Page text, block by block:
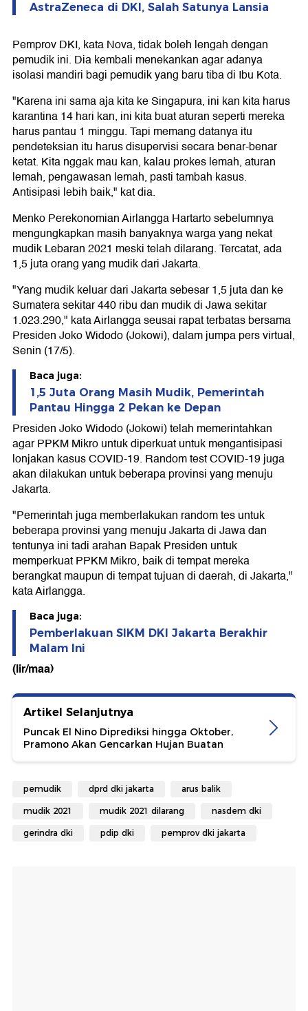
AstraZeneca di DKI, Salah Satunya Lansia
Pemprov DKI, kata Nova, tidak boleh lengah dengan
pemudik ini. Dia kembali menekankan agar adanya
isolasi mandiri bagi pemudik yang baru tiba di Ibu Kota.
"Karena ini sama aja kita ke Singapura, ini kan kita harus
karantina 14 hari kan, ini kita buat aturan seperti mereka
harus pantau 1 minggu. Tapi memang datanya itu
pendeteksian itu harus disupervisi secara benar-benar
ketat. Kita nggak mau kan, kalau prokes lemah, aturan
lemah, pengawasan lemah, pasti tambah kasus.
Antisipasi lebih baik," kat dia.
Menko Perekonomian Airlangga Hartarto sebelumnya
mengungkapkan masih banyaknya warga yang nekat
mudik Lebaran 2021 meski telah dilarang. Tercatat, ada
1,5 juta orang yang mudik dari Jakarta.
"Yang mudik keluar dari Jakarta sebesar 1,5 juta dan ke
Sumatera sekitar 440 ribu dan mudik di Jawa sekitar
1.023.290," kata Airlangga seusai rapat terbatas bersama
Presiden Joko Widodo (Jokowi), dalam jumpa pers virtual,
Senin (17/5).
Baca juga:
1,5 Juta Orang Masih Mudik, Pemerintah
Pantau Hingga 2 Pekan ke Depan
Presiden Joko Widodo (Jokowi) telah memerintahkan
agar PPKM Mikro untuk diperkuat untuk mengantisipasi
lonjakan kasus COVID-19. Random test COVID-19 juga
akan dilakukan untuk beberapa provinsi yang menuju
Jakarta.
"Pemerintah juga memberlakukan random tes untuk
beberapa provinsi yang menuju Jakarta di Jawa dan
tentunya ini tadi arahan Bapak Presiden untuk
memperkuat PPKM Mikro, baik di tempat mereka
berangkat maupun di tempat tujuan di daerah, di Jakarta,"
kata Airlangga.
Baca juga:
Pemberlakuan SIKM DKI Jakarta Berakhir
Malam Ini
(lir/maa)
Artikel Selanjutnya
Puncak El Nino Diprediksi hingga Oktober,
Pramono Akan Gencarkan Hujan Buatan
pemudik dprd dki jakarta arus balik
mudik 2021 mudik 2021 dilarang nasdem dki
gerindra dki pdip dki pemprov dki jakarta